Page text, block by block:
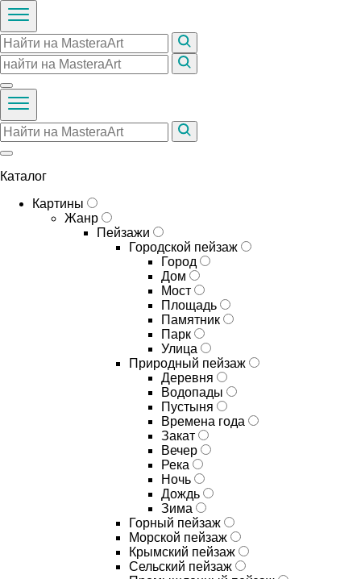
Каталог
Картины
Жанр
Пейзажи
Городской пейзаж
Город
Дом
Мост
Площадь
Памятник
Парк
Улица
Природный пейзаж
Деревня
Водопады
Пустыня
Времена года
Закат
Вечер
Река
Ночь
Дождь
Зима
Горный пейзаж
Морской пейзаж
Крымский пейзаж
Сельский пейзаж